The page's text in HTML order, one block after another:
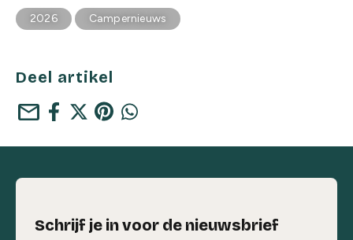
2026 Campernieuws
Deel artikel
mail
Schrijf je in voor de nieuwsbrief